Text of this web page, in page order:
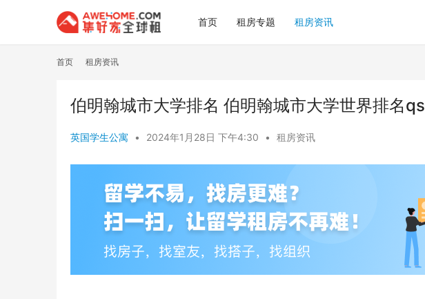
首页 租房专题 租房资讯
首页 租房资讯
伯明翰城市大学排名 伯明翰城市大学世界排名qs
英国学生公寓 • 2024年1月28日 下午4:30 • 租房资讯